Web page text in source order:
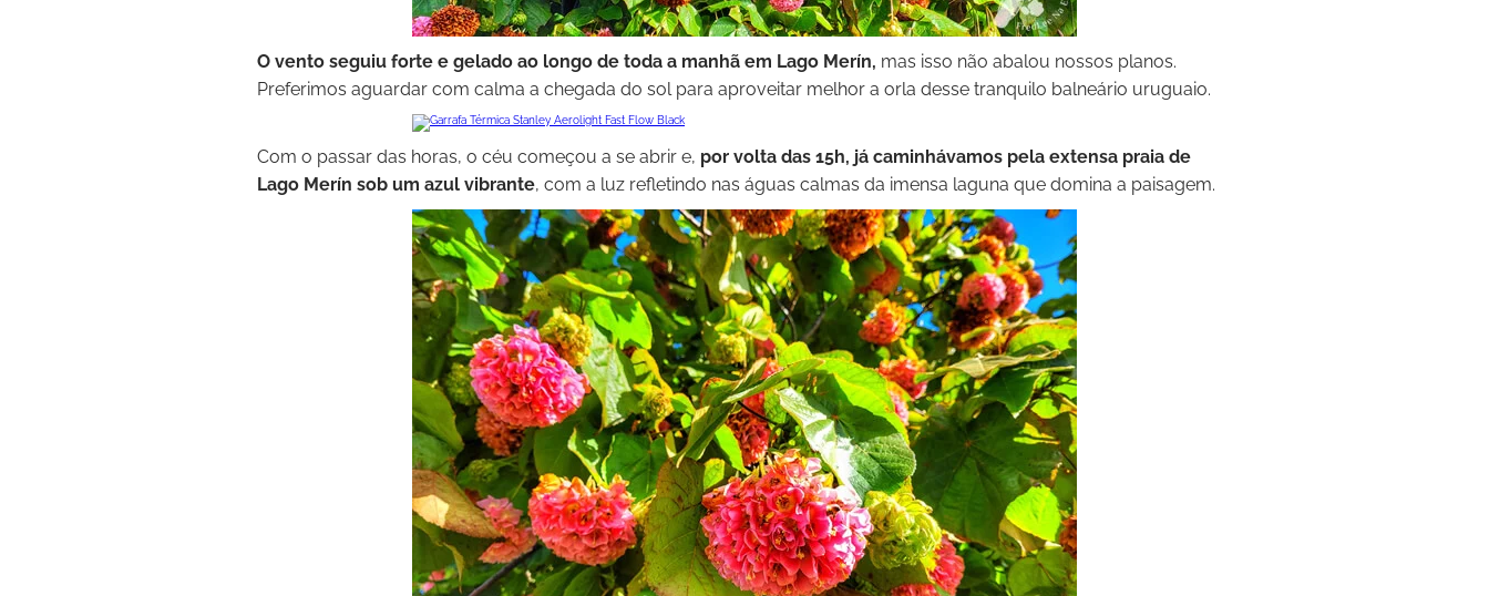
O vento seguiu forte e gelado ao longo de toda a manhã em Lago Merín, mas isso não abalou nossos planos.
Preferimos aguardar com calma a chegada do sol para aproveitar melhor a orla desse tranquilo balneário uruguaio.
Com o passar das horas, o céu começou a se abrir e, por volta das 15h, já caminhávamos pela extensa praia de
Lago Merín sob um azul vibrante, com a luz refletindo nas águas calmas da imensa laguna que domina a paisagem.